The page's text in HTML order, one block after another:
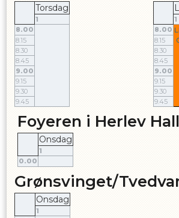
Torsdag
1
8.00
8.15
8.30
8.45
9.00
9.15
9.30
9.45
1
8.00
8.15
8.30
8.45
9.00
9.15
9.30
9.45
Foyeren i Herlev
Onsdag
1
0.00
Grønsvinget/
Onsdag
1